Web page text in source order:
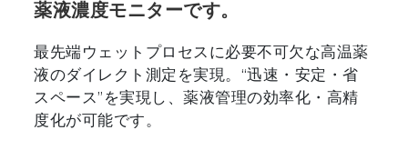
薬液濃度モニターです。
最先端ウェットプロセスに必要不可欠な高温薬
液のダイレクト測定を実現。“迅速・安定・省
スペース”を実現し、薬液管理の効率化・高精
度化が可能です。